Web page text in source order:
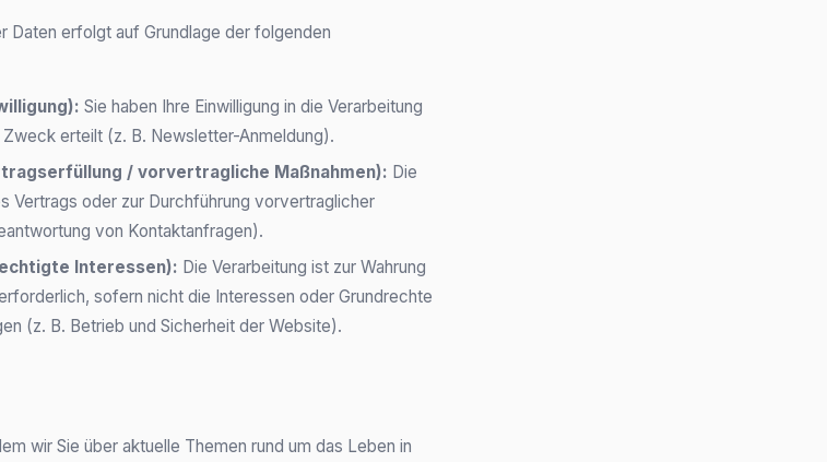
Daten erfolgt auf Grundlage der folgenden
Sie haben Ihre Einwilligung in die Verarbeitung
erteilt (z. B. Newsletter-Anmeldung).
/ vorvertragliche Maßnahmen): Die
Vertrags oder zur Durchführung vorvertraglicher
von Kontaktanfragen).
Interessen): Die Verarbeitung ist zur Wahrung
sofern nicht die Interessen oder Grundrechte
(z. B. Betrieb und Sicherheit der Website).
wir Sie über aktuelle Themen rund um das Leben in